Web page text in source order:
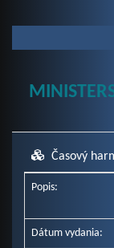
Časový
Popis:
Dátum vydania: